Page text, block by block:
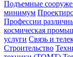
Подъемные
минимум
Профессии
космическая
услуги Связь и
Строительство